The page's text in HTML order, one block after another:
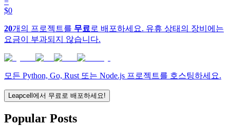
$0
20개의 프로젝트를 무료 로 배포하세요. 유휴 상태의 장비에는
요금이 부과되지 않습니다.
모든 Python, Go, Rust 또는 Node.js 프로젝트를 호스팅하세요.
Leapcell에서 무료로 배포하세요!
Popular Posts